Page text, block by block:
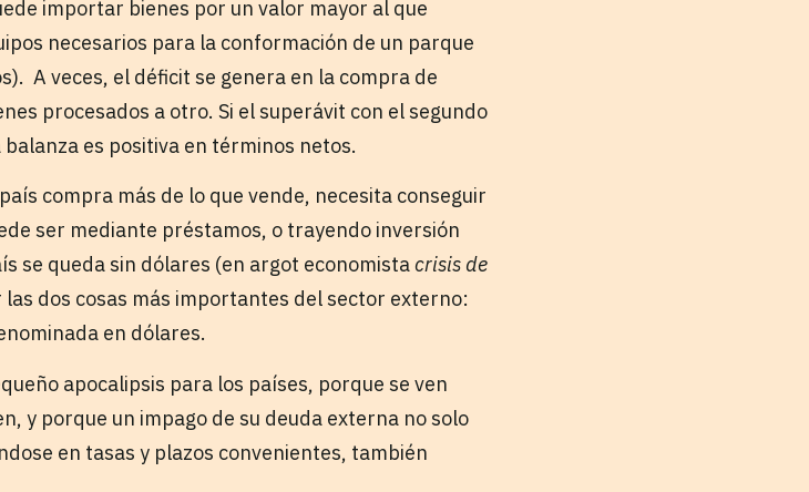
importar bienes por un valor mayor al que
necesarios para la conformación de un parque
A veces, el déficit se genera en la compra de
procesados a otro. Si el superávit con el segundo
es positiva en términos netos.
compra más de lo que vende, necesita conseguir
ser mediante préstamos, o trayendo inversión
se queda sin dólares (en argot economista crisis de
las dos cosas más importantes del sector externo:
en dólares.
apocalipsis para los países, porque se ven
y porque un impago de su deuda externa no solo
en tasas y plazos convenientes, también